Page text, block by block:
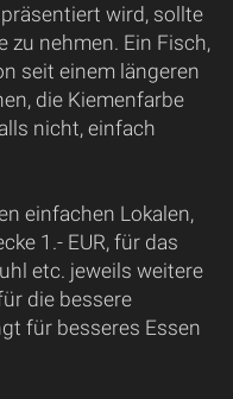
wird, sollte
zu nehmen. Ein Fisch,
seit einem längeren
die Kiemenfarbe
nicht, einfach
einfachen Lokalen,
1.- EUR, für das
etc. jeweils weitere
die bessere
für besseres Essen